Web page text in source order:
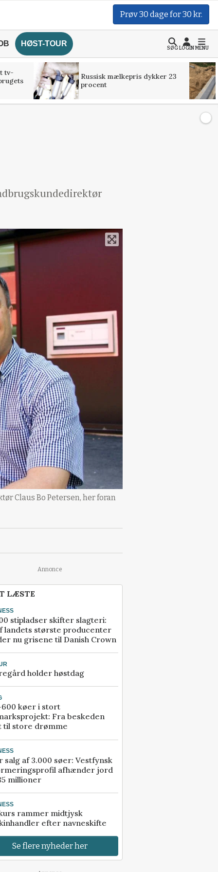
Prøv 30 dage for 30 kr.
HØST-TOUR
SØGLOGINMENU
tv-
Russisk mælkepris dykker 23
procent
Claus Bo Petersen, her foran
Annonce
LÆSTE
stipladser skifter slagteri:
landets største producenter
nu grisene til Danish Crown
holder høstdag
køer i stort
Fra beskeden
til store drømme
salg af 3.000 søer: Vestfynsk
afhænder jord
millioner
rammer midtjysk
efter navneskifte
Se flere nyheder her